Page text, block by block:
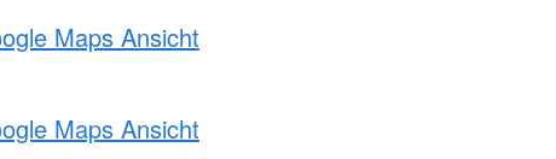
Maps Ansicht
Maps Ansicht